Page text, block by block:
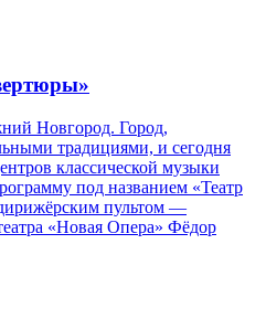
Новгород. Город,
традициями, и сегодня
классической музыки
под названием «Театр
пультом —
«Новая Опера» Фёдор